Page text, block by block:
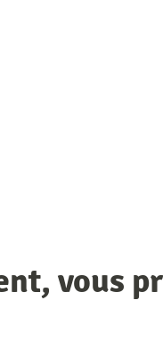
vous